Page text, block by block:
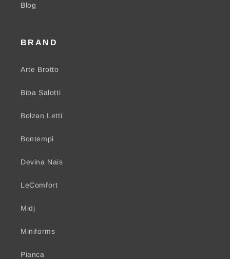
Blog
BRAND
Arte Brotto
Biba Salotti
Bolzan Letti
Bontempi
Devina Nais
LeComfort
Midj
Miniforms
Pianca